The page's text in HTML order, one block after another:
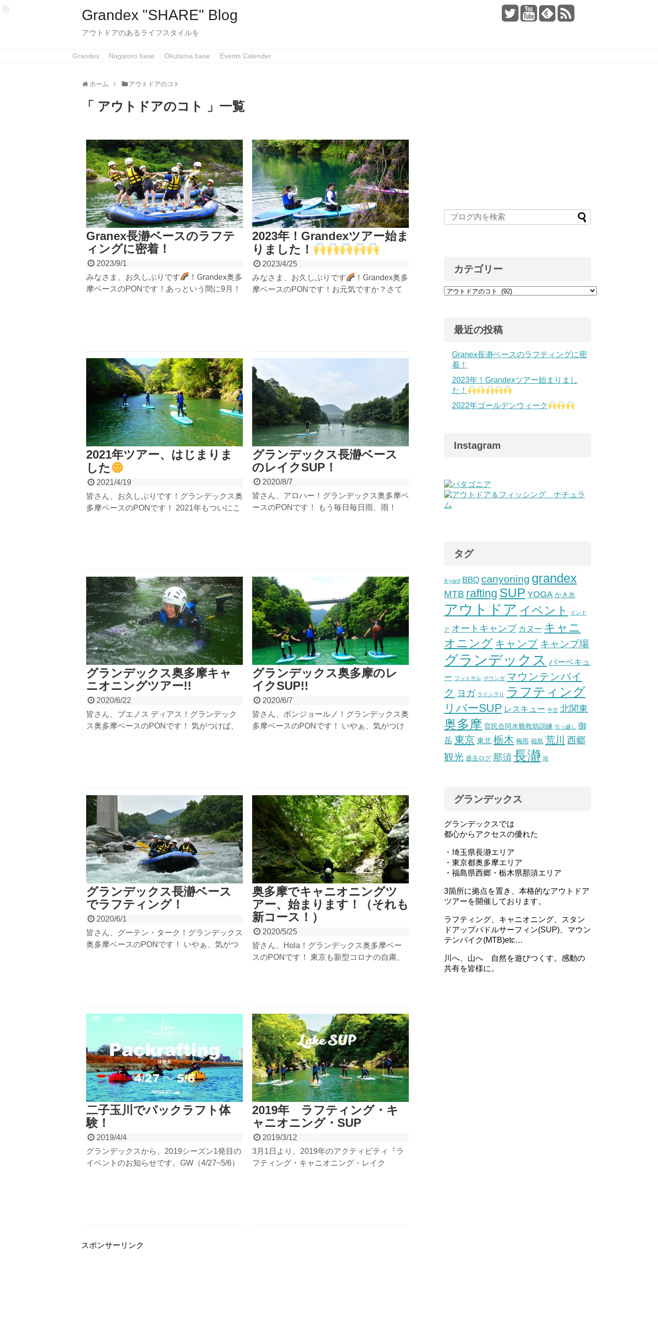
Grandex "SHARE" Blog
アウトドアのあるライフスタイルを
Grandex Nagatoro base Okutama base Events Calender
ホーム アウトドアのコト
「 アウトドアのコト 」一覧
Granex長瀞ベースのラフテ
ィングに密着！
2023/9/1
みなさま、お久しぶりです
！Grandex奥多
摩ベースのPONです！あっという間に9月！
2023年！Grandexツアー始ま
りました！
2023/4/25
みなさま、お久しぶりです
！Grandex奥多
摩ベースのPONです！お元気ですか？さて
2021年ツアー、はじまりま
した
2021/4/19
皆さん、お久しぶりです！グランデックス奥
多摩ベースのPONです！ 2021年もついにこ
グランデックス長瀞ベース
のレイクSUP！
2020/8/7
皆さん、アロハー！グランデックス奥多摩ベ
ースのPONです！ もう毎日毎日雨、雨！
グランデックス奥多摩キャ
ニオニングツアー!!
2020/6/22
皆さん、ブエノス ディアス！グランデック
ス奥多摩ベースのPONです！ 気がつけば、
グランデックス奥多摩のレ
イクSUP!!
2020/6/7
皆さん、ボンジョールノ！グランデックス奥
多摩ベースのPONです！ いやぁ、気がつけ
グランデックス長瀞ベース
でラフティング！
2020/6/1
皆さん、グーテン・ターク！グランデックス
奥多摩ベースのPONです！ いやぁ、気がつ
奥多摩でキャニオニングツ
アー、始まります！（それも
新コース！）
2020/5/25
皆さん、Hola！グランデックス奥多摩ベー
スのPONです！ 東京も新型コロナの自粛、
ー...
二子玉川でパックラフト体
験！
2019/4/4
グランデックスから、2019シーズン1発目の
イベントのお知らせです。GW（4/27~5/6）
2019年 ラフティング・キ
ャニオニング・SUP
2019/3/12
3月1日より、2019年のアクティビティ『ラ
フティング・キャニオニング・レイク
スポンサーリンク
カテゴリー
最近の投稿
Granex長瀞ベースのラフティングに密
着！
2023年！Grandexツアー始まりまし
た！
2022年ゴールデンウィーク
Instagram
タグ
A-yard BBQ canyoning grandex
MTB rafting SUP YOGA かき氷
アウトドア イベント インド
ア オートキャンプ カヌー キャニ
オニング キャンプ キャンプ場
グランデックス バーベキュ
ー フットサル マウンガ マウンテンバイ
ク ヨガ ライン下り ラフティング
リバーSUP レスキュー 中古 北関東
奥多摩 官民合同水難救助訓練 引っ越し 御
岳 東京 東北 栃木 梅雨 福島 荒川 西郷
観光 過去ログ 那須長瀞 雨
グランデックス
グランデックスでは
都心からアクセスの優れた
・埼玉県長瀞エリア
・東京都奥多摩エリア
・福島県西郷・栃木県那須エリア
3箇所に拠点を置き、本格的なアウトドア
ツアーを開催しております。
ラフティング、キャニオニング、スタン
ドアップパドルサーフィン(SUP)、マウン
テンバイク(MTB)etc…
川へ、山へ 自然を遊びつくす。感動の
共有を皆様に。